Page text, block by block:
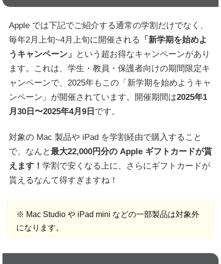
Apple では下記でご紹介する通常の学割だけでなく、
毎年2月上旬~4月上旬に開催される
「新学期を始めよ
うキャンペーン」
という超お得なキャンペーンがあり
ます。これは、学生・教員・保護者向けの期間限定キ
ャンペーンで、2025年もこの「新学期を始めようキャ
ンペーン」が開催されています。開催期間は2025年1
月30日〜2025年4月9日 です。
対象の Mac 製品や iPad を学割経由で購入すること
で、なんと最大22,000円分の Apple ギフトカードが貰
えます！ 学割で安くなる上に、さらにギフトカードが
貰えるなんて得すぎますね！
※ Mac Studio や iPad mini などの一部製品は対象外
になります。